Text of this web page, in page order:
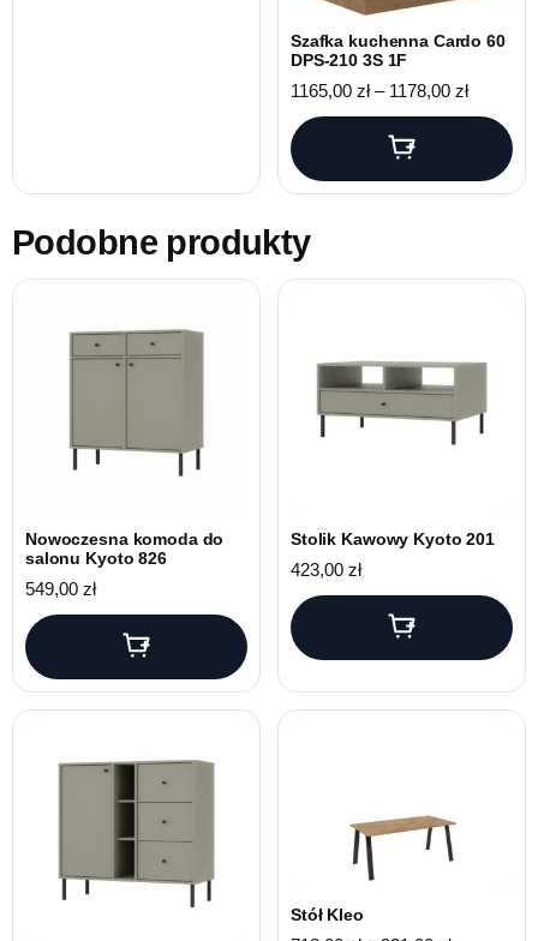
Szafka kuchenna Cardo 60
DPS-210 3S 1F
1165,00 zł – 1178,00 złZakres
Podobne produkty
Nowoczesna komoda do
salonu Kyoto 826
549,00 zł
Stolik Kawowy Kyoto 201
423,00 zł
Stół Kleo